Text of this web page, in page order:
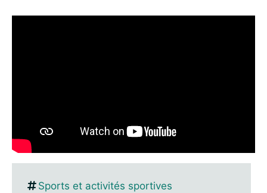
Sports et activités sportives